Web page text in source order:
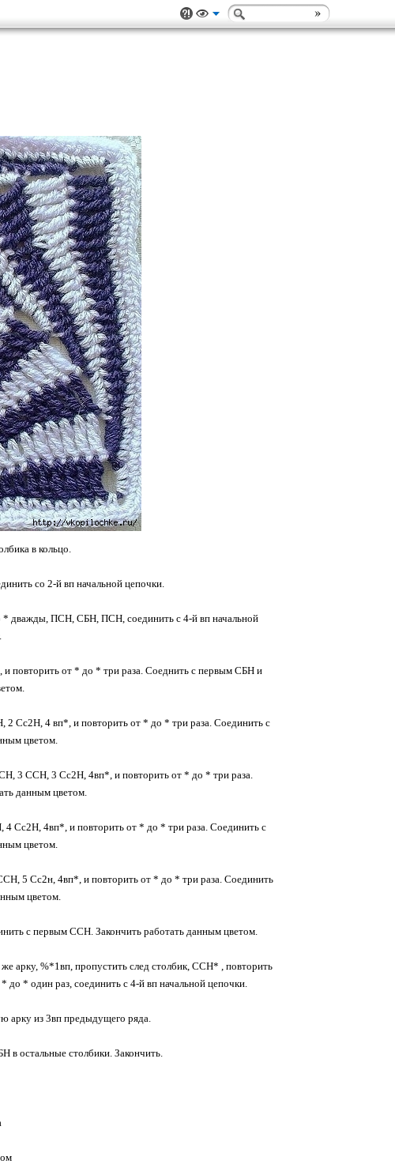
в кольцо.
со 2-й вп начальной цепочки.
дважды, ПСН, СБН, ПСН, соединить с 4-й вп начальной
от * до * три раза. Соеднить с первым СБН и
Сс2Н, 4 вп*, и повторить от * до * три раза. Соединить с
цветом.
3 ССН, 3 Сс2Н, 4вп*, и повторить от * до * три раза.
данным цветом.
Сс2Н, 4вп*, и повторить от * до * три раза. Соединить с
цветом.
5 Сс2н, 4вп*, и повторить от * до * три раза. Соединить
цветом.
с первым ССН. Закончить работать данным цветом.
арку, %*1вп, пропустить след столбик, ССН* , повторить
* один раз, соединить с 4-й вп начальной цепочки.
арку из 3вп предыдущего ряда.
остальные столбики. Закончить.